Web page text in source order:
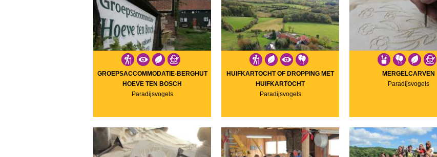
GROEPSACCOMMODATIE-BERGHUT
HOEVE TEN BOSCH
Paradijsvogels
HUIFKARTOCHT OF DROPPING MET
HUIFKARTOCHT
Paradijsvogels
MERGELCARVEN
Paradijsvogels